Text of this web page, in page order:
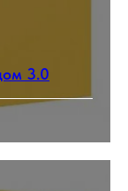
3.0